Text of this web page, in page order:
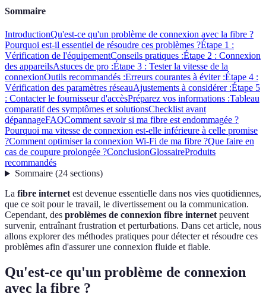
Sommaire
IntroductionQu'est-ce qu'un problème de connexion avec la fibre ?
Pourquoi est-il essentiel de résoudre ces problèmes ?Étape 1 :
Vérification de l'équipementConseils pratiques :Étape 2 : Connexion
des appareilsAstuces de pro :Étape 3 : Tester la vitesse de la
connexionOutils recommandés :Erreurs courantes à éviter :Étape 4 :
Vérification des paramètres réseauAjustements à considérer :Étape 5
: Contacter le fournisseur d'accèsPréparez vos informations :Tableau
comparatif des symptômes et solutionsChecklist avant
dépannageFAQComment savoir si ma fibre est endommagée ?
Pourquoi ma vitesse de connexion est-elle inférieure à celle promise
?Comment optimiser la connexion Wi-Fi de ma fibre ?Que faire en
cas de coupure prolongée ?ConclusionGlossaireProduits
recommandés
Sommaire(24 sections)
La fibre internetest devenue essentielle dans nos vies quotidiennes,
que ce soit pour le travail, le divertissement ou la communication.
Cependant, des problèmes de connexion fibre internetpeuvent
survenir, entraînant frustration et perturbations. Dans cet article, nous
allons explorer des méthodes pratiques pour détecter et résoudre ces
problèmes afin d'assurer une connexion fluide et fiable.
Qu'est-ce qu'un problème de connexion
avec la fibre ?